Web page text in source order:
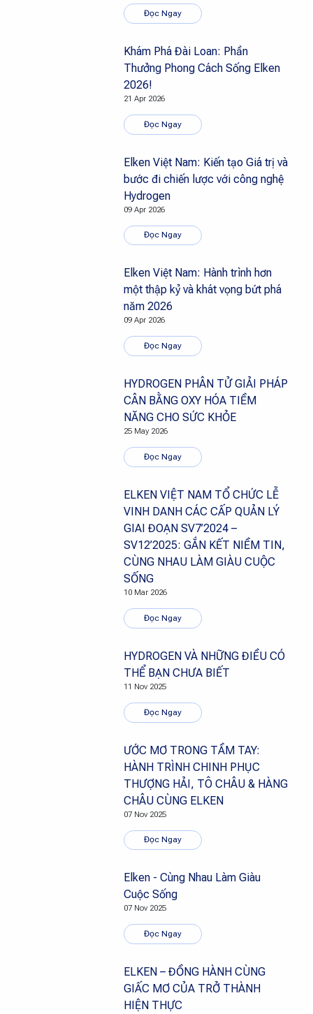
Đọc Ngay
Khám Phá Đài Loan: Phần
Thưởng Phong Cách Sống Elken
2026!
21 Apr 2026
Đọc Ngay
Elken Việt Nam: Kiến tạo Giá trị và
bước đi chiến lược với công nghệ
Hydrogen
09 Apr 2026
Đọc Ngay
Elken Việt Nam: Hành trình hơn
một thập kỷ và khát vọng bứt phá
năm 2026
09 Apr 2026
Đọc Ngay
HYDROGEN PHÂN TỬ GIẢI PHÁP
CÂN BẰNG OXY HÓA TIỀM
NĂNG CHO SỨC KHỎE
25 May 2026
Đọc Ngay
ELKEN VIỆT NAM TỔ CHỨC LỄ
VINH DANH CÁC CẤP QUẢN LÝ
GIAI ĐOẠN SV7’2024 –
SV12’2025: GẮN KẾT NIỀM TIN,
CÙNG NHAU LÀM GIÀU CUỘC
SỐNG
10 Mar 2026
Đọc Ngay
HYDROGEN VÀ NHỮNG ĐIỀU CÓ
THỂ BẠN CHƯA BIẾT
11 Nov 2025
Đọc Ngay
ƯỚC MƠ TRONG TẦM TAY:
HÀNH TRÌNH CHINH PHỤC
THƯỢNG HẢI, TÔ CHÂU & HÀNG
CHÂU CÙNG ELKEN
07 Nov 2025
Đọc Ngay
Elken - Cùng Nhau Làm Giàu
Cuộc Sống
07 Nov 2025
Đọc Ngay
ELKEN – ĐỒNG HÀNH CÙNG
GIẤC MƠ CỦA TRỞ THÀNH
HIỆN THỰC